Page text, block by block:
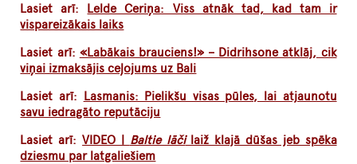
Lasiet arī: Lelde Ceriņa: Viss atnāk tad, kad tam ir
vispareizākais laiks
Lasiet arī: «Labākais brauciens!» – Didrihsone atklāj, cik
viņai izmaksājis ceļojums uz Bali
Lasiet arī: Lasmanis: Pielikšu visas pūles, lai atjaunotu
savu iedragāto reputāciju
Lasiet arī:VIDEO | Baltie lāčilaiž klajā dūšas jeb spēka
dziesmu par latgaliešiem